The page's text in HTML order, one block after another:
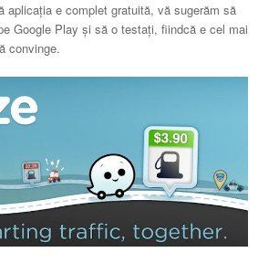
aplicația e complet gratuită, vă sugerăm să
Google Play și să o testați, fiindcă e cel mai
convinge.